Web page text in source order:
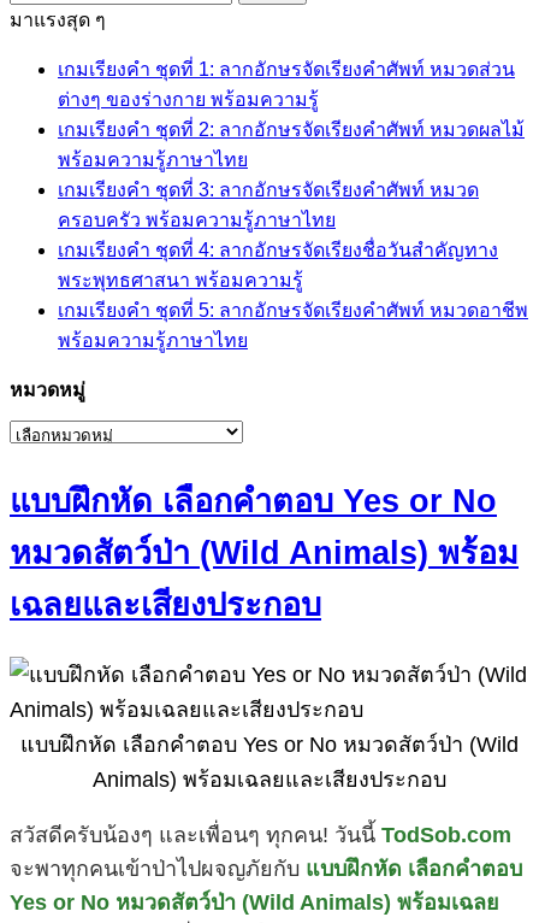
for:
มาแรงสุด ๆ
เกมเรียงคำ ชุดที่ 1: ลากอักษรจัดเรียงคำศัพท์ หมวดส่วน
ต่างๆ ของร่างกาย พร้อมความรู้
เกมเรียงคำ ชุดที่ 2: ลากอักษรจัดเรียงคำศัพท์ หมวดผลไม้
พร้อมความรู้ภาษาไทย
เกมเรียงคำ ชุดที่ 3: ลากอักษรจัดเรียงคำศัพท์ หมวด
ครอบครัว พร้อมความรู้ภาษาไทย
เกมเรียงคำ ชุดที่ 4: ลากอักษรจัดเรียงชื่อวันสำคัญทาง
พระพุทธศาสนา พร้อมความรู้
เกมเรียงคำ ชุดที่ 5: ลากอักษรจัดเรียงคำศัพท์ หมวดอาชีพ
พร้อมความรู้ภาษาไทย
หมวดหมู่
หมวด
แบบฝึกหัด เลือกคำตอบ Yes or No
หมวดสัตว์ป่า (Wild Animals) พร้อม
เฉลยและเสียงประกอบ
แบบฝึกหัด เลือกคำตอบ Yes or No หมวดสัตว์ป่า (Wild
Animals) พร้อมเฉลยและเสียงประกอบ
สวัสดีครับน้องๆ และเพื่อนๆ ทุกคน! วันนี้ TodSob.com
จะพาทุกคนเข้าป่าไปผจญภัยกับ แบบฝึกหัด เลือกคำตอบ
Yes or No หมวดสัตว์ป่า (Wild Animals) พร้อมเฉลย